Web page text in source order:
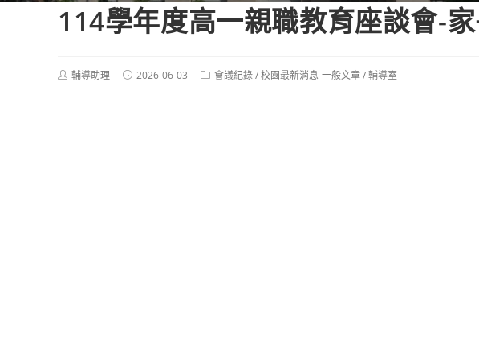
114學年度高一親職教育座談會-
Post輔導助理
Post2026-06-03
Post會議紀錄/校園最新消息-一般文章/輔導室